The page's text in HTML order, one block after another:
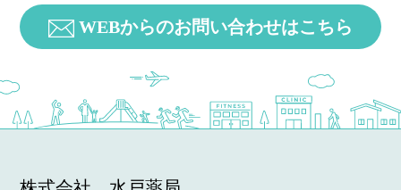
WEBからのお問い合わせはこちら